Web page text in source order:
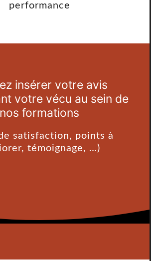
performance
insérer votre avis
votre vécu au sein de
nos formations
satisfaction, points à
témoignage, …)